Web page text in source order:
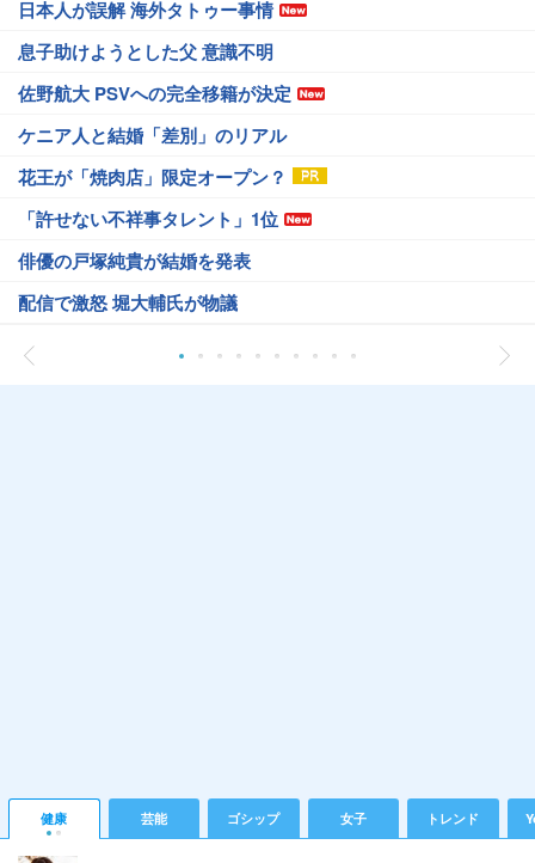
日本人が誤解 海外タトゥー事情
息子助けようとした父 意識不明
佐野航大 PSVへの完全移籍が決定
ケニア人と結婚「差別」のリアル
花王が「焼肉店」限定オープン？
「許せない不祥事タレント」1位
俳優の戸塚純貴が結婚を発表
配信で激怒 堀大輔氏が物議
健康 芸能 ゴシップ 女子 トレンド